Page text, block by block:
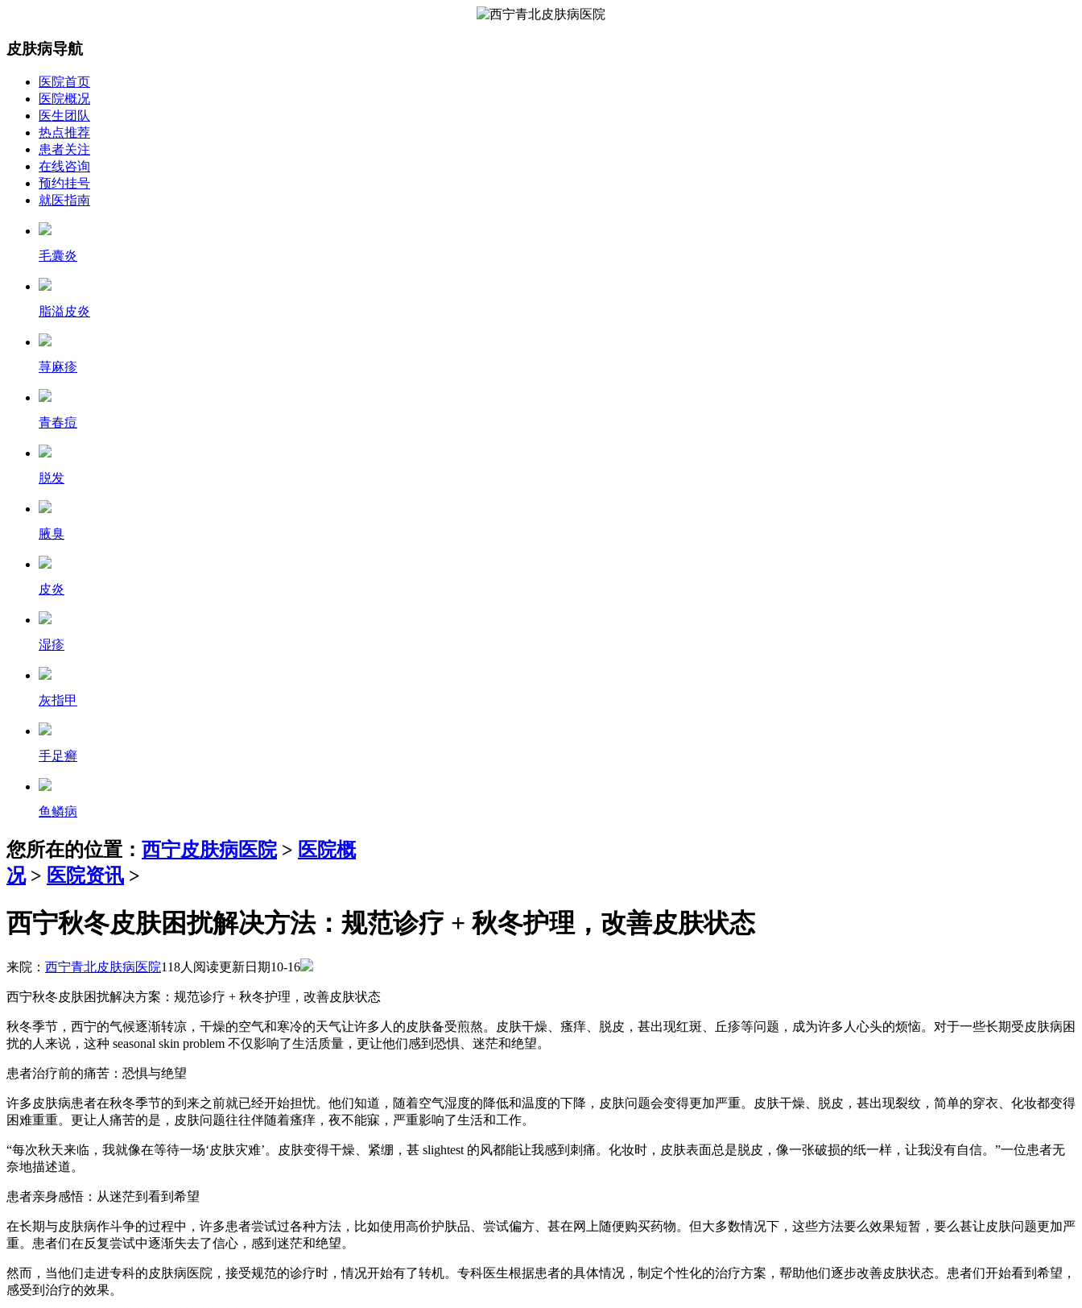
皮肤病导航
医院首页
医院概况
医生团队
热点推荐
患者关注
在线咨询
预约挂号
就医指南
毛囊炎
脂溢皮炎
荨麻疹
青春痘
脱发
腋臭
皮炎
湿疹
灰指甲
手足癣
鱼鳞病
您所在的位置： 西宁皮肤病医院> 医院概
况> 医院资讯 >
西宁秋冬皮肤困扰解决方法：规范诊疗 + 秋冬护理，改善皮肤状态
来院： 西宁青北皮肤病医院118人阅读更新日期10-16
西宁秋冬皮肤困扰解决方案：规范诊疗 + 秋冬护理，改善皮肤状态
秋冬季节，西宁的气候逐渐转凉，干燥的空气和寒冷的天气让许多人的皮肤备受煎熬。皮肤干燥、瘙痒、脱皮，甚出现红斑、丘疹等问题，成为许多人心头的烦恼。对于一些长期受皮肤病困
扰的人来说，这种 seasonal skin problem 不仅影响了生活质量，更让他们感到恐惧、迷茫和绝望。
患者治疗前的痛苦：恐惧与绝望
许多皮肤病患者在秋冬季节的到来之前就已经开始担忧。他们知道，随着空气湿度的降低和温度的下降，皮肤问题会变得更加严重。皮肤干燥、脱皮，甚出现裂纹，简单的穿衣、化妆都变得
困难重重。更让人痛苦的是，皮肤问题往往伴随着瘙痒，夜不能寐，严重影响了生活和工作。
“每次秋天来临，我就像在等待一场‘皮肤灾难’。皮肤变得干燥、紧绷，甚 slightest 的风都能让我感到刺痛。化妆时，皮肤表面总是脱皮，像一张破损的纸一样，让我没有自信。”一位患者无
奈地描述道。
患者亲身感悟：从迷茫到看到希望
在长期与皮肤病作斗争的过程中，许多患者尝试过各种方法，比如使用高价护肤品、尝试偏方、甚在网上随便购买药物。但大多数情况下，这些方法要么效果短暂，要么甚让皮肤问题更加严
重。患者们在反复尝试中逐渐失去了信心，感到迷茫和绝望。
然而，当他们走进专科的皮肤病医院，接受规范的诊疗时，情况开始有了转机。专科医生根据患者的具体情况，制定个性化的治疗方案，帮助他们逐步改善皮肤状态。患者们开始看到希望，
感受到治疗的效果。